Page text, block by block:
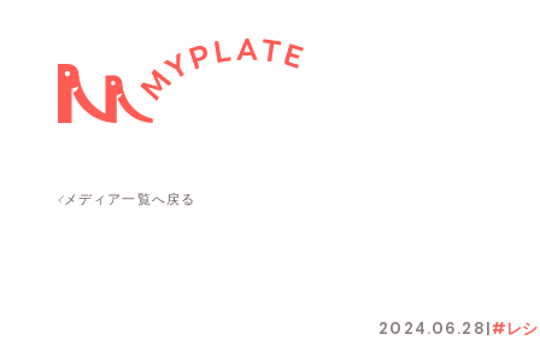
メディア一覧へ戻る
2024.06.28|#レシ